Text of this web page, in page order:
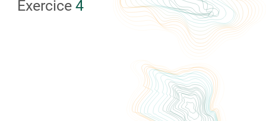
Exercice 4